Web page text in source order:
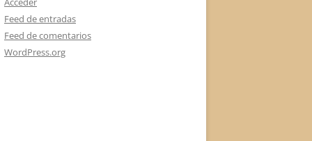
Feed de entradas
Feed de comentarios
WordPress.org